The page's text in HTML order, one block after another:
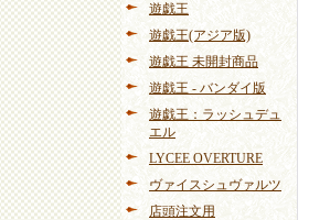
遊戯王
遊戯王(アジア版)
遊戯王 未開封商品
遊戯王 - バンダイ版
遊戯王：ラッシュデュ
エル
LYCEE OVERTURE
ヴァイスシュヴァルツ
店頭注文用